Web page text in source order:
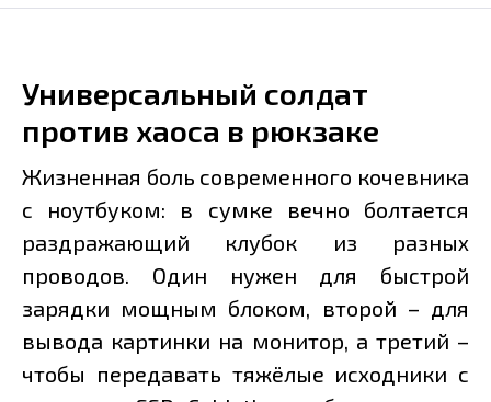
Универсальный солдат
против хаоса в рюкзаке
Жизненная боль современного кочевника
с ноутбуком: в сумке вечно болтается
раздражающий клубок из разных
проводов. Один нужен для быстрой
зарядки мощным блоком, второй – для
вывода картинки на монитор, а третий –
чтобы передавать тяжёлые исходники с